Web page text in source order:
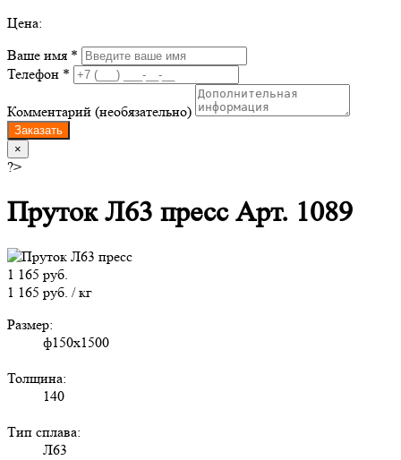
Цена:
Ваше имя *
Телефон *
Комментарий (необязательно)
Заказать
×
?>
Пруток Л63 пресс Арт. 1089
1 165 руб.
1 165 руб. / кг
Размер:
ф150х1500
Толщина:
140
Тип сплава:
Л63